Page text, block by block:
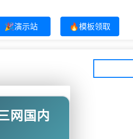
🎉演示站 🔥模板领取
网国内